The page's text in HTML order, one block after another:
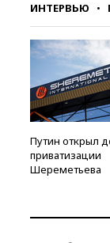
ИНТЕРВЬЮ
СТИЛЬ
Путин открыл
приватизации
Шереметьева